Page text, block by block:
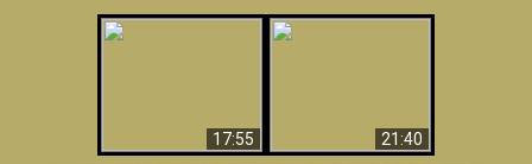
17:55
21:40